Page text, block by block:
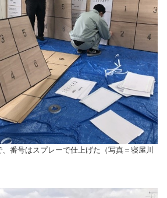
番号はスプレーで仕上げた（写真＝寝屋川